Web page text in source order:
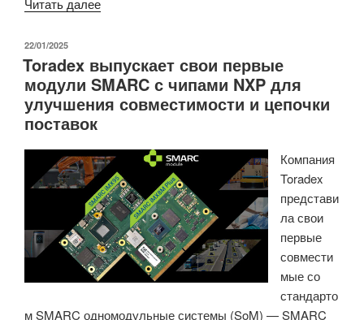
Читать далее
Core
x86
предназначен
промышленных
приложений
под
управлением
Windows,
Linux,
DOS,
QNX…»
ОПУБЛИКОВАНО
22/01/2025
Toradex выпускает свои первые
модули SMARC с чипами NXP для
улучшения совместимости и цепочки
поставок
Компания
Toradex
представи
ла свои
первые
совмести
мые со
стандарто
м SMARC одномодульные системы (SoM) — SMARC